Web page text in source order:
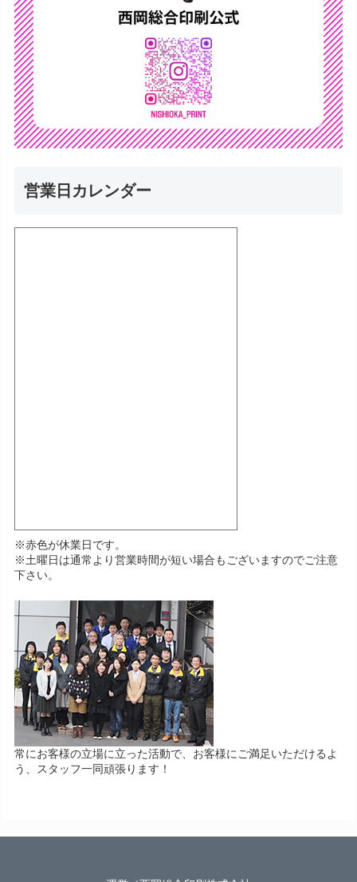
営業日カレンダー
※赤色が休業日です。
※土曜日は通常より営業時間が短い場合もございますのでご注意
下さい。
常にお客様の立場に立った活動で、お客様にご満足いただけるよ
う、スタッフ一同頑張ります！